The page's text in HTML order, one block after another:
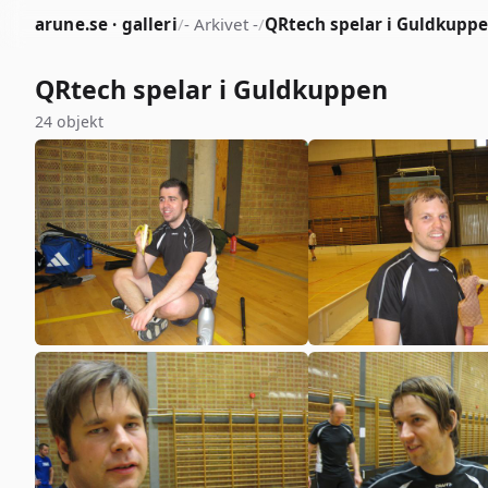
arune.se · galleri/- Arkivet -/QRtech spelar i
QRtech spelar i Guldkuppen
24 objekt